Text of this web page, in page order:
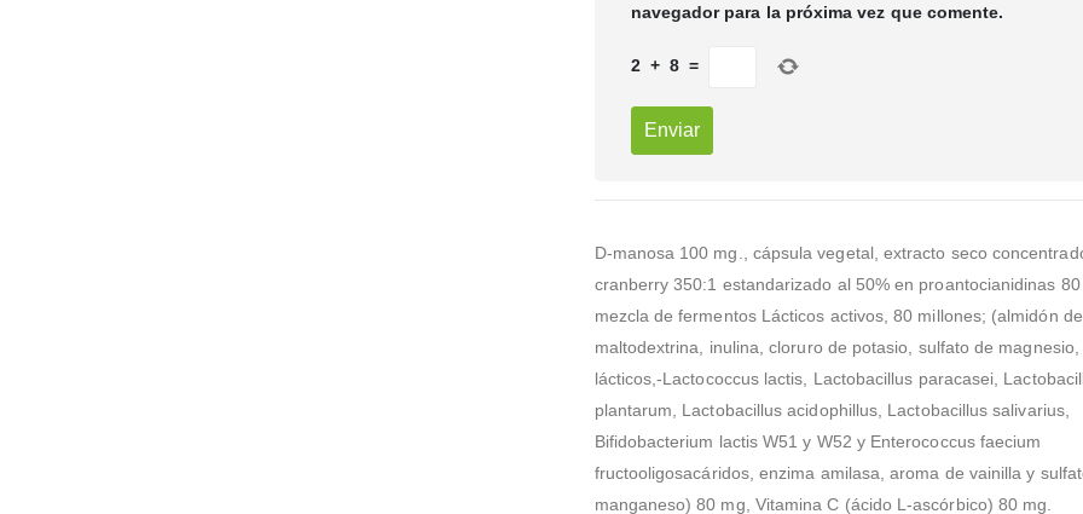
navegador para la próxima vez que comente.
2 + 8 =
D-manosa 100 mg., cápsula vegetal, extracto seco
cranberry 350:1 estandarizado al 50% en proantocianidinas 80
mezcla de fermentos Lácticos activos, 80 millones; (almidón de
maltodextrina, inulina, cloruro de potasio, sulfato de
lácticos,-Lactococcus lactis, Lactobacillus paracasei,
plantarum, Lactobacillus acidophillus, Lactobacillus salivarius,
Bifidobacterium lactis W51 y W52 y Enterococcus faecium
fructooligosacáridos, enzima amilasa, aroma de vainilla y
manganeso) 80 mg, Vitamina C (ácido L-ascórbico) 80 mg.